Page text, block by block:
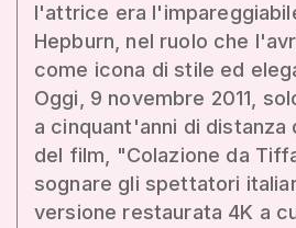
l'attrice era
Hepburn, nel ruolo che
come icona di stile ed
Oggi, 9 novembre 2011,
a cinquant'anni di distanza
del film, "Colazione da
sognare gli spettatori
versione restaurata 4K a